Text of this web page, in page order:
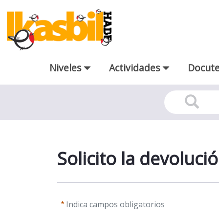
Saltar al contenido principal
Niveles Actividades
Solicito la
Indica campos obligatorios